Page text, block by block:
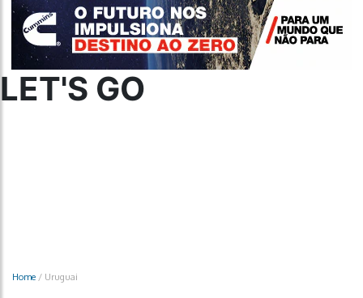
LET'S GO
Home / Uruguai